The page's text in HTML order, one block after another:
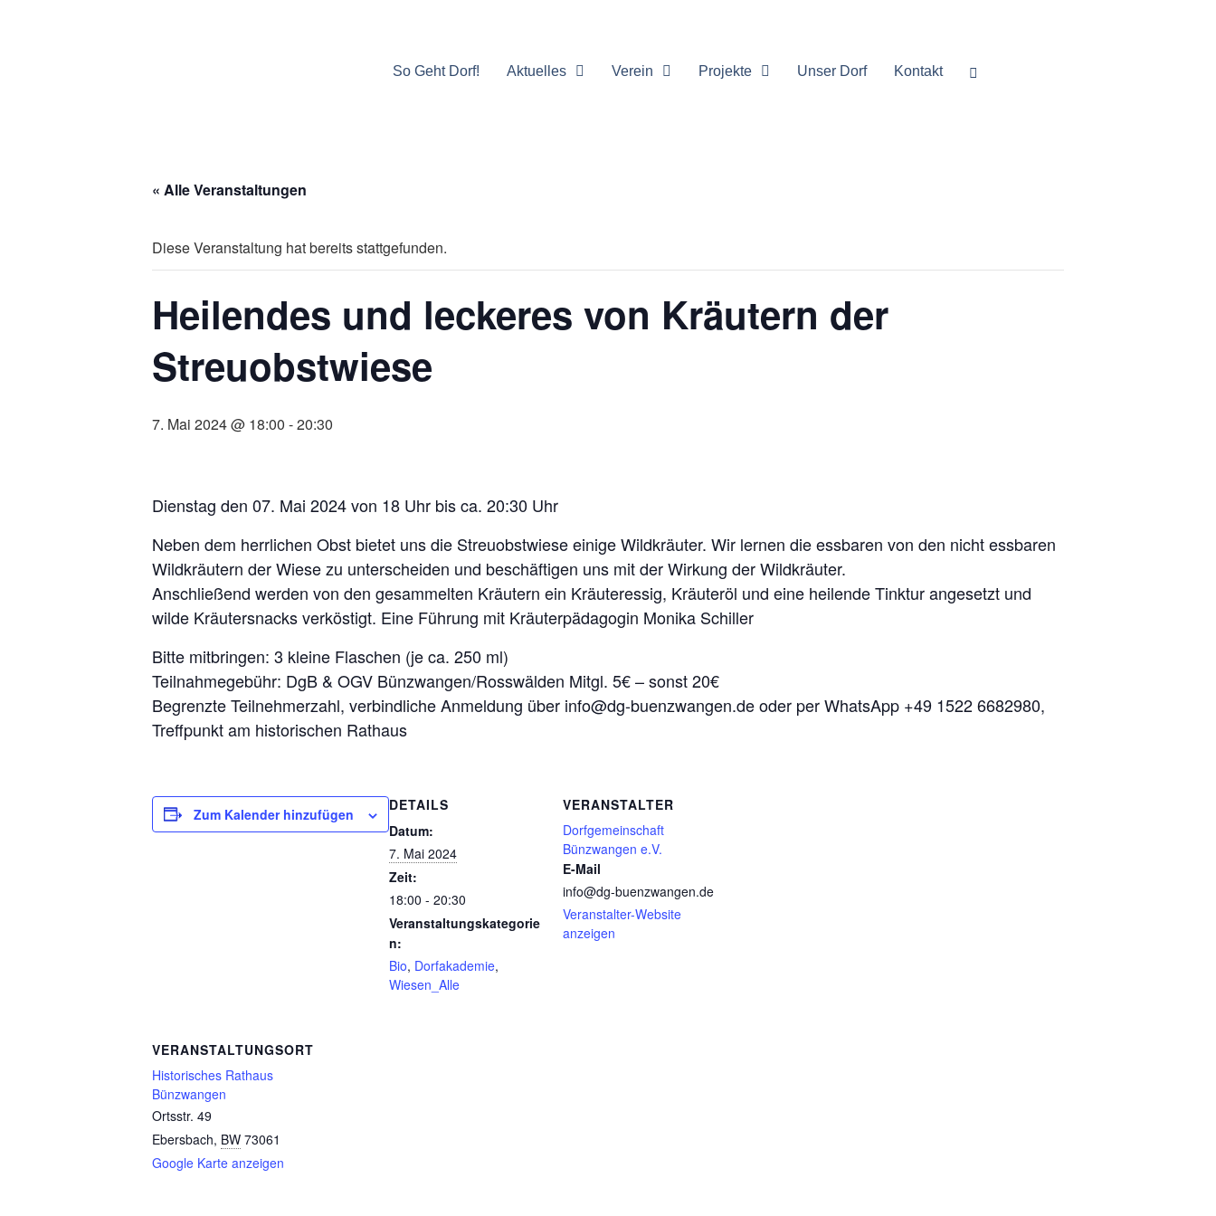
So Geht Dorf! Aktuelles Verein Projekte Unser Dorf Kontakt
« Alle Veranstaltungen
Diese Veranstaltung hat bereits stattgefunden.
Heilendes und leckeres von Kräutern der
Streuobstwiese
7. Mai 2024 @ 18:00 -20:30
Dienstag den 07. Mai 2024 von 18 Uhr bis ca. 20:30 Uhr
Neben dem herrlichen Obst bietet uns die Streuobstwiese einige Wildkräuter. Wir lernen die essbaren von den nicht essbaren
Wildkräutern der Wiese zu unterscheiden und beschäftigen uns mit der Wirkung der Wildkräuter.
Anschließend werden von den gesammelten Kräutern ein Kräuteressig, Kräuteröl und eine heilende Tinktur angesetzt und
wilde Kräutersnacks verköstigt. Eine Führung mit Kräuterpädagogin Monika Schiller
Bitte mitbringen: 3 kleine Flaschen (je ca. 250 ml)
Teilnahmegebühr: DgB & OGV Bünzwangen/Rosswälden Mitgl. 5€ – sonst 20€
Begrenzte Teilnehmerzahl, verbindliche Anmeldung über info@dg-buenzwangen.de oder per WhatsApp +49 1522 6682980,
Treffpunkt am historischen Rathaus
Zum Kalender hinzufügen
DETAILS
Datum:
7. Mai 2024
Zeit:
18:00 - 20:30
Veranstaltungskategorie
n:
Bio, Dorfakademie,
Wiesen_Alle
VERANSTALTER
Dorfgemeinschaft
Bünzwangen e.V.
E-Mail
info@dg-buenzwangen.de
Veranstalter-Website
anzeigen
VERANSTALTUNGSORT
Historisches Rathaus
Bünzwangen
Ortsstr. 49
Ebersbach, BW 73061
Google Karte anzeigen